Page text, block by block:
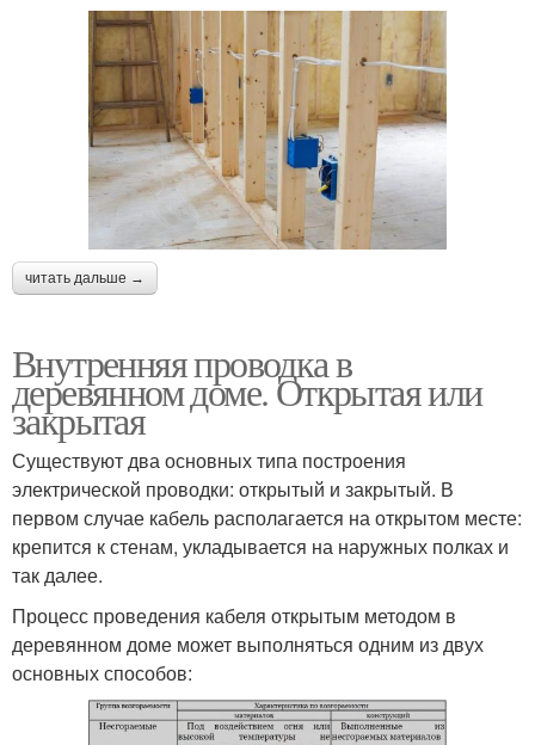
читать дальше →
Внутренняя проводка в
деревянном доме. Открытая или
закрытая
Существуют два основных типа построения
электрической проводки: открытый и закрытый. В
первом случае кабель располагается на открытом месте:
крепится к стенам, укладывается на наружных полках и
так далее.
Процесс проведения кабеля открытым методом в
деревянном доме может выполняться одним из двух
основных способов: